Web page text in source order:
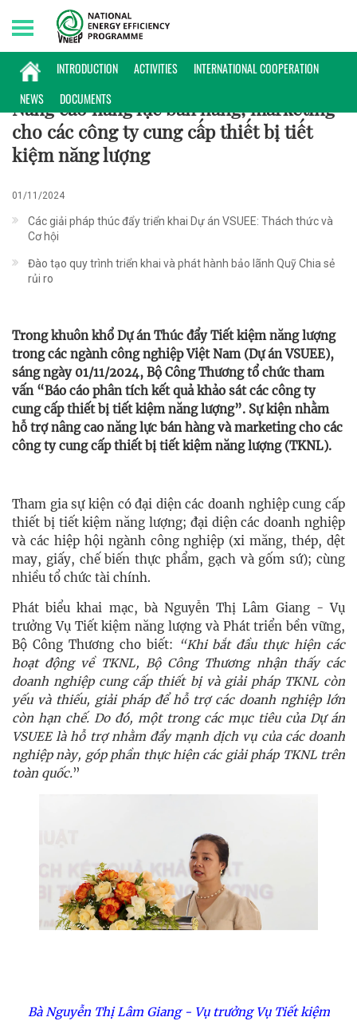
INTRODUCTION ACTIVITIES
INTERNATIONAL COOPERATION
NEWS
DOCUMENTS
Friday, 07/08/2026 | 22:13 GMT+7
HOẠT ĐỘNG
Nâng cao năng lực bán hàng, marketing
cho các công ty cung cấp thiết bị tiết
kiệm năng lượng
01/11/2024
Các giải pháp thúc đẩy triển khai Dự án VSUEE: Thách thức và
Cơ hội
Đào tạo quy trình triển khai và phát hành bảo lãnh Quỹ Chia sẻ
rủi ro
Trong khuôn khổ Dự án Thúc đẩy Tiết kiệm năng lượng
trong các ngành công nghiệp Việt Nam (Dự án VSUEE),
sáng ngày 01/11/2024, Bộ Công Thương tổ chức tham
vấn “Báo cáo phân tích kết quả khảo sát các công ty
cung cấp thiết bị tiết kiệm năng lượng”. Sự kiện nhằm
hỗ trợ nâng cao năng lực bán hàng và marketing cho các
công ty cung cấp thiết bị tiết kiệm năng lượng (TKNL).
Tham gia sự kiện có đại diện các doanh nghiệp cung cấp
thiết bị tiết kiệm năng lượng; đại diện các doanh nghiệp
và các hiệp hội ngành công nghiệp (xi măng, thép, dệt
may, giấy, chế biến thực phẩm, gạch và gốm sứ); cùng
nhiều tổ chức tài chính.
Phát biểu khai mạc, bà Nguyễn Thị Lâm Giang - Vụ
trưởng Vụ Tiết kiệm năng lượng và Phát triển bền vững,
Bộ Công Thương cho biết: “Khi bắt đầu thực hiện các
hoạt động về TKNL, Bộ Công Thương nhận thấy các
doanh nghiệp cung cấp thiết bị và giải pháp TKNL còn
yếu và thiếu, giải pháp để hỗ trợ các doanh nghiệp lớn
còn hạn chế. Do đó, một trong các mục tiêu của Dự án
VSUEE là hỗ trợ nhằm đẩy mạnh dịch vụ của các doanh
nghiệp này, góp phần thực hiện các giải pháp TKNL trên
toàn quốc.”
Bà Nguyễn Thị Lâm Giang - Vụ trưởng Vụ Tiết kiệm